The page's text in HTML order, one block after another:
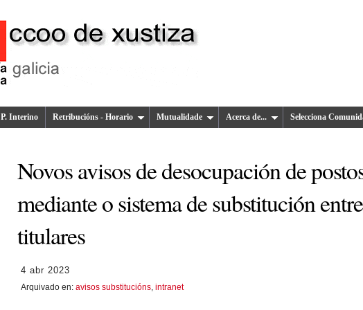
P. Interino Retribucións - Horario Mutualidade Acerca de... Selecciona
Novos avisos de desocupación de
mediante o sistema de substitución entre
titulares
4 abr 2023
Arquivado en: avisos substitucións intranet